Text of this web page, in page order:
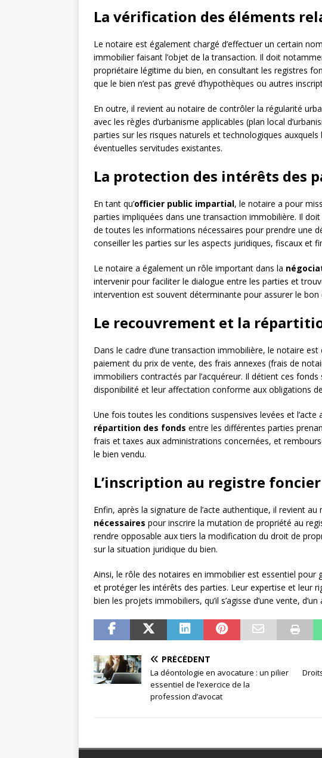
La vérification des éléments
Le notaire est également chargé d’effectuer un certain
immobilier faisant l’objet de la transaction. Il doit
propriétaire légitime du bien, en consultant les registres
que le bien n’est pas grevé d’hypothèques ou autres
En outre, il revient au notaire de contrôler la régularité
avec les règles d’urbanisme applicables (plan local
parties sur les risques naturels et technologiques
éventuelles servitudes existantes.
La protection des intérêts des
En tant qu’officier public impartial, le notaire a pour
parties impliquées dans une transaction immobilière. Il
de toutes les informations nécessaires pour prendre une
conseiller les parties sur les aspects juridiques, fiscaux et
Le notaire a également un rôle important dans la
intervenir pour faciliter le dialogue entre les parties et
intervention est souvent déterminante pour assurer le
Le recouvrement et la
Dans le cadre d’une transaction immobilière, le notaire est
paiement du prix de vente, des frais annexes (frais de
immobiliers contractés par l’acquéreur. Il détient ces
disponibilité et leur affectation conforme aux obligations
Une fois toutes les conditions suspensives levées et
répartition des fonds entre les différentes parties
frais et taxes aux administrations concernées, et
le bien vendu.
L’inscription au registre foncier
Enfin, après la signature de l’acte authentique, il revient au
nécessaires pour inscrire la mutation de propriété au
rendre opposable aux tiers la modification du droit de
sur la situation juridique du bien.
Ainsi, le rôle des notaires en immobilier est essentiel pour
et protéger les intérêts des parties. Leur expertise et leur
bien les projets immobiliers, qu’il s’agisse d’une vente,
PRÉCÉDENT
La déontologie en avocature : un pilier
essentiel de l’exercice de la
profession d’avocat